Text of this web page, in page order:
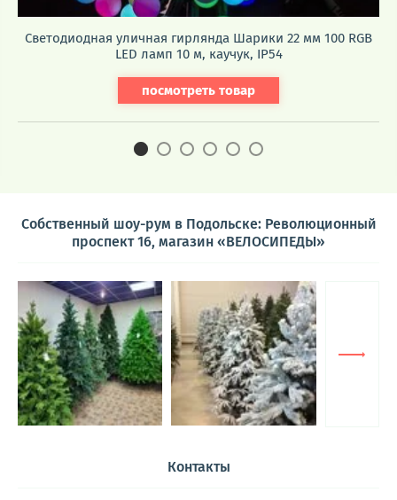
Светодиодная уличная гирлянда Шарики 22 мм 100 RGB
LED ламп 10 м, каучук, IP54
посмотреть товар
Собственный шоу-рум в Подольске: Революционный
проспект 16, магазин «ВЕЛОСИПЕДЫ»
Контакты